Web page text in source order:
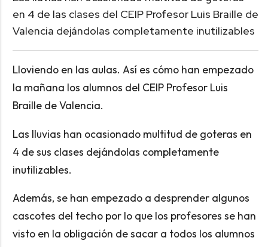
en 4 de las clases del CEIP Profesor Luis Braille de
Valencia dejándolas completamente inutilizables
Lloviendo en las aulas. Así es cómo han empezado
la mañana los alumnos del CEIP Profesor Luis
Braille de Valencia.
Las lluvias han ocasionado multitud de goteras en
4 de sus clases dejándolas completamente
inutilizables.
Además, se han empezado a desprender algunos
cascotes del techo por lo que los profesores se han
visto en la obligación de sacar a todos los alumnos